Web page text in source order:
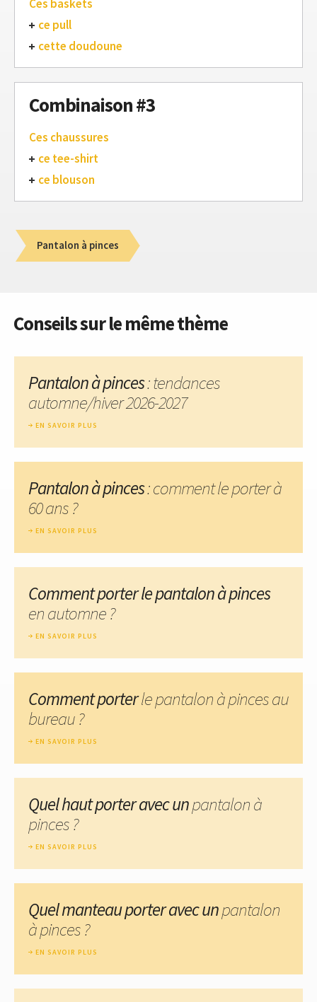
Ces baskets
ce pull
cette doudoune
Combinaison #3
Ces chaussures
ce tee-shirt
ce blouson
Pantalon à pinces
Conseils sur le même thème
Pantalon à pinces: tendances
automne/hiver 2026-2027
EN SAVOIR PLUS
Pantalon à pinces: comment le porter à
60 ans ?
EN SAVOIR PLUS
Comment porter le pantalon à pinces
en automne ?
EN SAVOIR PLUS
Comment porterle pantalon à pinces au
bureau ?
EN SAVOIR PLUS
Quel haut porter avec unpantalon à
pinces ?
EN SAVOIR PLUS
Quel manteau porter avec unpantalon
à pinces ?
EN SAVOIR PLUS